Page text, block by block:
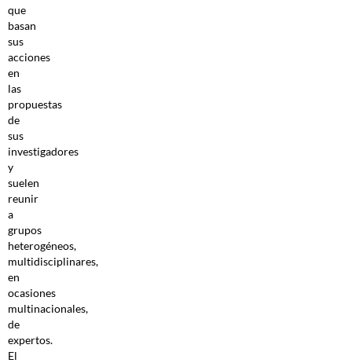
que
basan
sus
acciones
en
las
propuestas
de
sus
investigadores
y
suelen
reunir
a
grupos
heterogéneos,
multidisciplinares,
en
ocasiones
multinacionales,
de
expertos.
El